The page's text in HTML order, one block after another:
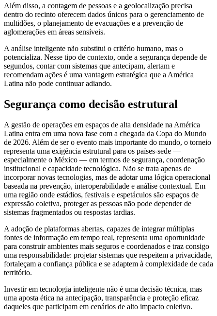
Além disso, a contagem de pessoas e a geolocalização precisa
dentro do recinto oferecem dados únicos para o gerenciamento de
multidões, o planejamento de evacuações e a prevenção de
aglomerações em áreas sensíveis.
A análise inteligente não substitui o critério humano, mas o
potencializa. Nesse tipo de contexto, onde a segurança depende de
segundos, contar com sistemas que antecipam, alertam e
recomendam ações é uma vantagem estratégica que a América
Latina não pode continuar adiando.
Segurança como decisão estrutural
A gestão de operações em espaços de alta densidade na América
Latina entra em uma nova fase com a chegada da Copa do Mundo
de 2026. Além de ser o evento mais importante do mundo, o torneio
representa uma exigência estrutural para os países-sede —
especialmente o México — em termos de segurança, coordenação
institucional e capacidade tecnológica. Não se trata apenas de
incorporar novas tecnologias, mas de adotar uma lógica operacional
baseada na prevenção, interoperabilidade e análise contextual. Em
uma região onde estádios, festivais e espetáculos são espaços de
expressão coletiva, proteger as pessoas não pode depender de
sistemas fragmentados ou respostas tardias.
A adoção de plataformas abertas, capazes de integrar múltiplas
fontes de informação em tempo real, representa uma oportunidade
para construir ambientes mais seguros e coordenados e traz consigo
uma responsabilidade: projetar sistemas que respeitem a privacidade,
fortaleçam a confiança pública e se adaptem à complexidade de cada
território.
Investir em tecnologia inteligente não é uma decisão técnica, mas
uma aposta ética na antecipação, transparência e proteção eficaz
daqueles que participam em cenários de alto impacto coletivo.